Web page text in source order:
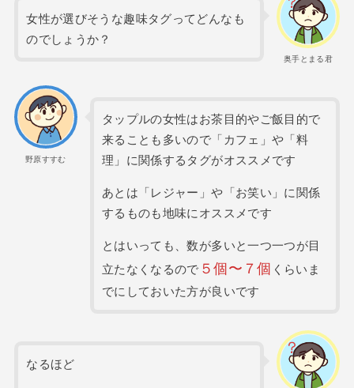
奥手とまる君
女性が選びそうな趣味タグってどんなも
のでしょうか？
野原すすむ
タップルの女性はお茶目的やご飯目的で
来ることも多いので「カフェ」や「料
理」に関係するタグがオススメです
あとは「レジャー」や「お笑い」に関係
するものも地味にオススメです
とはいっても、数が多いと一つ一つが目
立たなくなるので ５個〜７個 くらいま
でにしておいた方が良いです
なるほど